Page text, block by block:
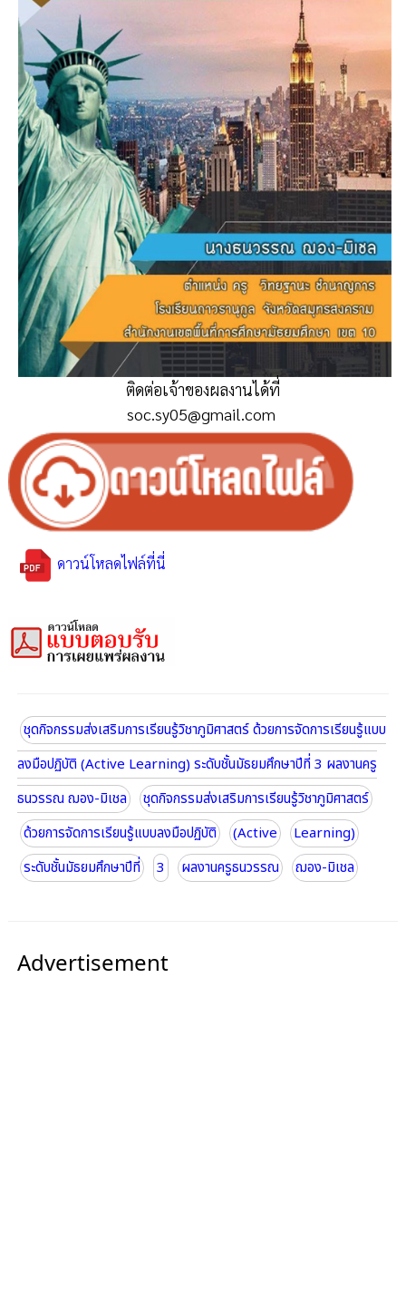
ติดต่อเจ้าของผลงานได้ที่
soc.sy05@gmail.com
ดาวน์โหลดไฟล์ที่นี่
ชุดกิจกรรมส่งเสริมการเรียนรู้วิชาภูมิศาสตร์ ด้วยการจัดการเรียนรู้แบบ
ลงมือปฏิบัติ (Active Learning) ระดับชั้นมัธยมศึกษาปีที่ 3 ผลงานครู
ธนวรรณ ฌอง-มิเชล
ชุดกิจกรรมส่งเสริมการเรียนรู้วิชาภูมิศาสตร์
ด้วยการจัดการเรียนรู้แบบลงมือปฏิบัติ
(Active
Learning)
ระดับชั้นมัธยมศึกษาปีที่
3 ผลงานครูธนวรรณ ฌอง-มิเชล
Advertisement